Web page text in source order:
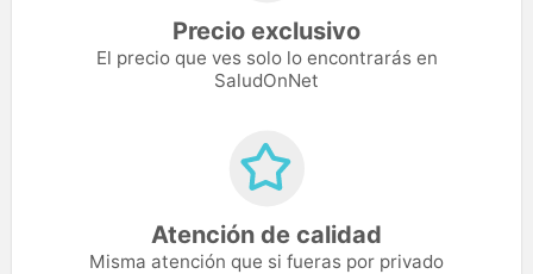
Precio exclusivo
El precio que ves solo lo encontrarás en
SaludOnNet
Atención de calidad
Misma atención que si fueras por privado